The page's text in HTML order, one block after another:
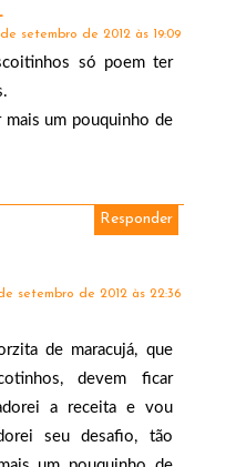
setembro de 2012 às 19:09
só poem ter
mais um pouquinho de
Responder
setembro de 2012 às 22:36
de maracujá, que
devem ficar
a receita e vou
seu desafio, tão